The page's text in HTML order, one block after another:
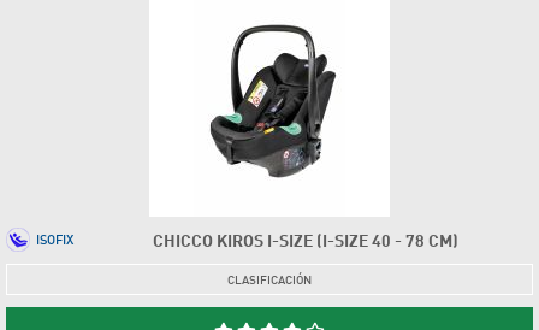
CHICCO KIROS I-SIZE (I-SIZE 40 - 78 CM)
ISOFIX
CLASIFICACIÓN